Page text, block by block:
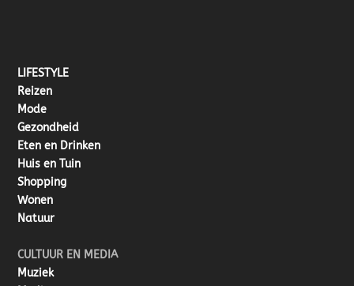
LIFESTYLE
Reizen
Mode
Gezondheid
Eten en Drinken
Huis en Tuin
Shopping
Wonen
Natuur
CULTUUR EN MEDIA
Muziek